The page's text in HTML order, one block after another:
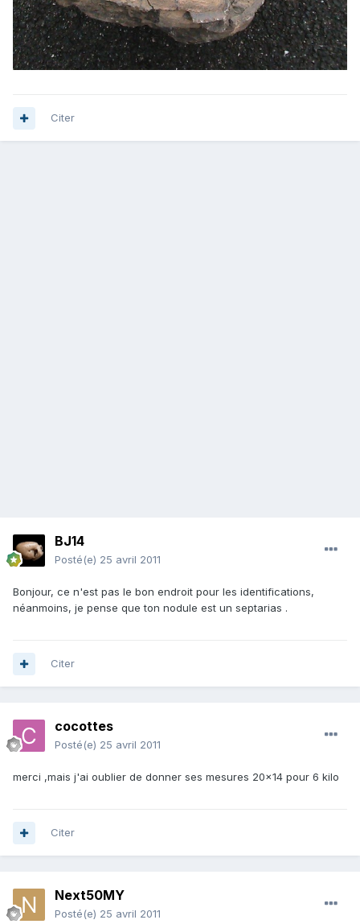
Citer
BJ14
Posté(e) 25 avril 2011
Bonjour, ce n'est pas le bon endroit pour les identifications,
néanmoins, je pense que ton nodule est un septarias .
Citer
cocottes
Posté(e) 25 avril 2011
merci ,mais j'ai oublier de donner ses mesures 20x14 pour 6 kilo
Citer
Next50MY
Posté(e) 25 avril 2011